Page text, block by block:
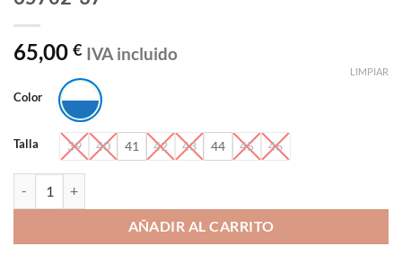
65,00 € IVA incluido
Color
Talla 39 40 41 42 43 44 45 46
LIMPIAR
AÑADIR AL CARRITO